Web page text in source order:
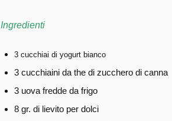
Ingredienti
3 cucchiai di yogurt bianco
3 cucchiaini da the di zucchero di canna
3 uova fredde da frigo
8 gr. di lievito per dolci